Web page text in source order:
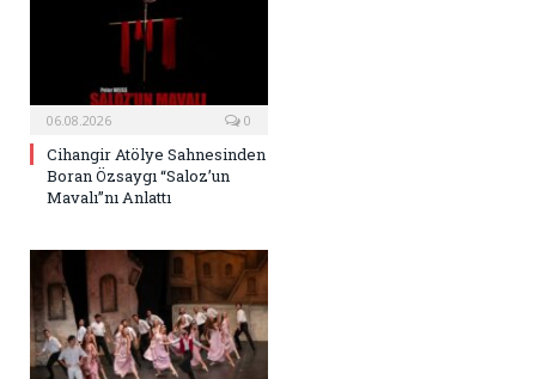
06.08.2026 0
Cihangir Atölye Sahnesinden
Boran Özsaygı “Saloz’un
Mavalı”nı Anlattı